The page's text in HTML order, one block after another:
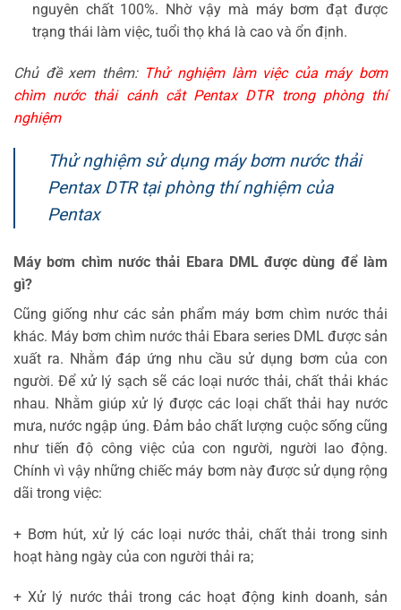
nguyên chất 100%. Nhờ vậy mà máy bơm đạt được
trạng thái làm việc, tuổi thọ khá là cao và ổn định.
Chủ đề xem thêm: Thử nghiệm làm việc của máy bơm
chìm nước thải cánh cắt Pentax DTR trong phòng thí
nghiệm
Thử nghiệm sử dụng máy bơm nước thải
Pentax DTR tại phòng thí nghiệm của
Pentax
Máy bơm chìm nước thải Ebara DML được dùng để làm
gì?
Cũng giống như các sản phẩm máy bơm chìm nước thải
khác. Máy bơm chìm nước thải Ebara series DML được sản
xuất ra. Nhằm đáp ứng nhu cầu sử dụng bơm của con
người. Để xử lý sạch sẽ các loại nước thải, chất thải khác
nhau. Nhằm giúp xử lý được các loại chất thải hay nước
mưa, nước ngập úng. Đảm bảo chất lượng cuộc sống cũng
như tiến độ công việc của con người, người lao động.
Chính vì vậy những chiếc máy bơm này được sử dụng rộng
dãi trong việc:
+ Bơm hút, xử lý các loại nước thải, chất thải trong sinh
hoạt hàng ngày của con người thải ra;
+ Xử lý nước thải trong các hoạt động kinh doanh, sản